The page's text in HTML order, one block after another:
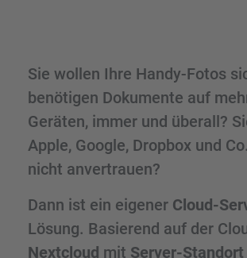
Sie wollen Ihre Handy-Fotos
benötigen Dokumente auf
Geräten, immer und überall?
Apple, Google, Dropbox und
nicht anvertrauen?
Dann ist ein eigener Cloud-
Lösung. Basierend auf der
Nextcloud mit Server-Standort